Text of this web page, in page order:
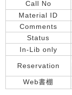
Call No
Material ID
Comments
Status
In-Lib only
Reservation
Web書棚